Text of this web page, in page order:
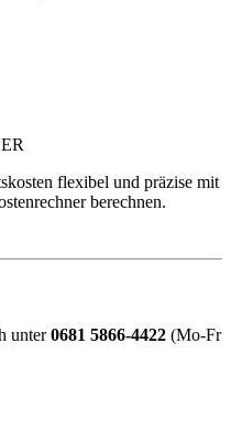
flexibel und präzise mit
berechnen.
unter0681 5866-4422 (Mo-Fr